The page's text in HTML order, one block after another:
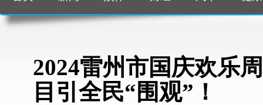
2024雷州市国庆欢乐
目引全民“围观”！